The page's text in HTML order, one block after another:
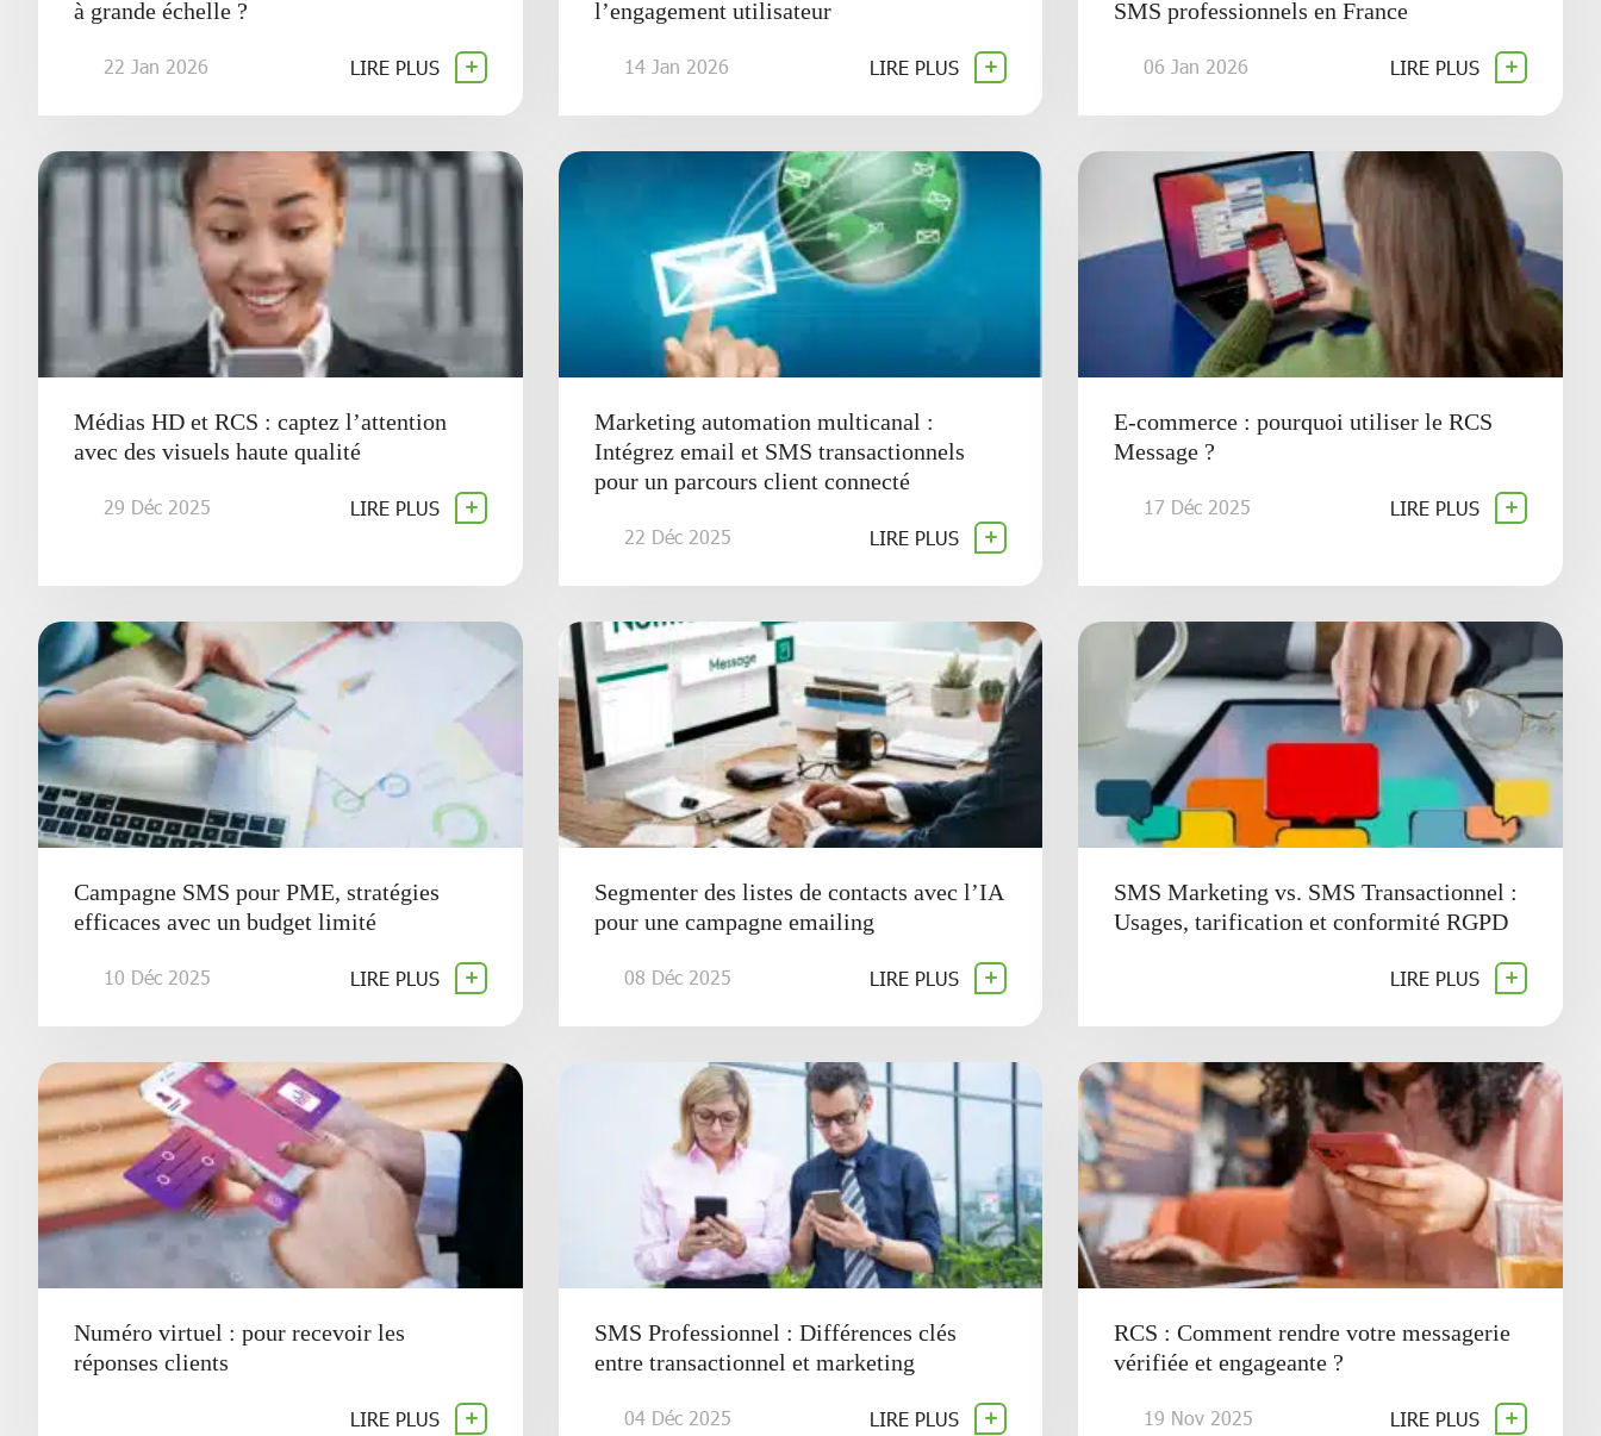
à grande échelle ?
22 Jan 2026 LIRE PLUS
l’engagement utilisateur
14 Jan 2026 LIRE PLUS
SMS professionnels en France
06 Jan 2026 LIRE PLUS
Médias HD et RCS : captez l’attention
avec des visuels haute qualité
29 Déc 2025 LIRE PLUS
Marketing automation multicanal :
Intégrez email et SMS transactionnels
pour un parcours client connecté
22 Déc 2025 LIRE PLUS
E-commerce : pourquoi utiliser le RCS
Message ?
17 Déc 2025 LIRE PLUS
Campagne SMS pour PME, stratégies
efficaces avec un budget limité
10 Déc 2025 LIRE PLUS
Segmenter des listes de contacts avec l’IA
pour une campagne emailing
08 Déc 2025 LIRE PLUS
SMS Marketing vs. SMS Transactionnel :
Usages, tarification et conformité RGPD
LIRE PLUS
Numéro virtuel : pour recevoir les
réponses clients
LIRE PLUS
SMS Professionnel : Différences clés
entre transactionnel et marketing
04 Déc 2025 LIRE PLUS
RCS : Comment rendre votre messagerie
vérifiée et engageante ?
19 Nov 2025 LIRE PLUS